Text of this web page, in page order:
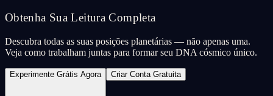
Obtenha Sua Leitura Completa
Descubra todas as suas posições planetárias — não apenas uma.
Veja como trabalham juntas para formar seu DNA cósmico único.
Experimente Grátis Agora Criar Conta Gratuita